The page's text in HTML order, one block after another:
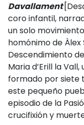
Davallament
coro infantil,
un solo
homónimo de Àlex
Descendimiento
Maria d’Erill la
formado por siete
este pequeño
episodio de la
crucifixión y